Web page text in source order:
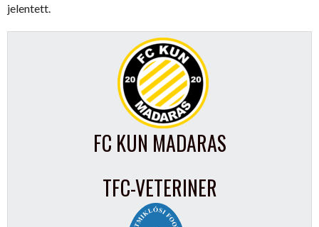
jelentett.
FC KUN MADARAS
TFC-VETERINER